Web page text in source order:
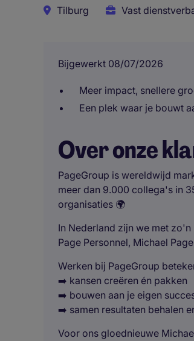
Tilburg Vast
Bijgewerkt 08/07/2026
Meer impact, snellere
Een plek waar je bouwt
Over onze
PageGroup is wereldwijd
meer dan 9.000 collega's in
organisaties 🌍
In Nederland zijn we met
Page Personnel, Michael
Werken bij PageGroup
➡️ kansen creëren én pakken
➡️ bouwen aan je eigen
➡️ samen resultaten behalen
Voor ons gloednieuwe